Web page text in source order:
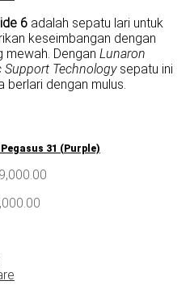
6 adalah sepatu lari untuk
keseimbangan dengan
mewah. Dengan Lunaron
Support Technology sepatu ini
dengan mulus.
31 (Purple)